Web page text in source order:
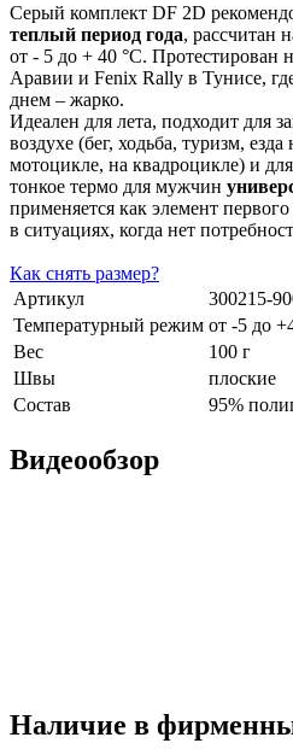
Серый комплект DF 2D
теплый период года, рассчитан
от - 5 до + 40 °С. Протестирован
Аравии и Fenix Rally в Тунисе,
днем – жарко.
Идеален для лета, подходит для
воздухе (бег, ходьба, туризм,
мотоцикле, на квадроцикле) и
тонкое термо для мужчин
применяется как элемент
в ситуациях, когда нет
Как снять размер?
Артикул
300215-
Температурный режим от -5 до
Вес
100 г
Швы
плоские
Состав
95%
Видеообзор
Наличие в